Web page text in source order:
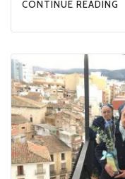
CONTINUE READING